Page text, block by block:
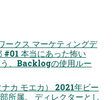
クス マーケティングデ
本当にあった怖い
、Backlogの使用ルー
カ モエカ） 2021年ビー
所属。 ディレクターとし